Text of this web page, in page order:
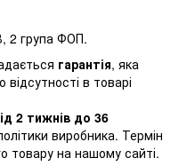
2 група ФОП.
гарантія, яка
в товарі
2 тижнів до 36
виробника. Термін
товару на нашому сайті.